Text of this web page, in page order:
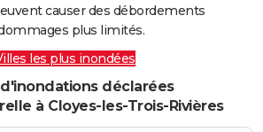
causer des débordements
plus limités.
les plus inondées
déclarées
à Cloyes-les-Trois-Rivières